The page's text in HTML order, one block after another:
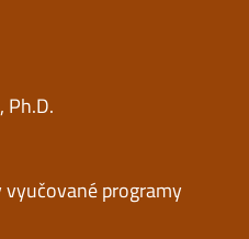
Ph.D.
programy